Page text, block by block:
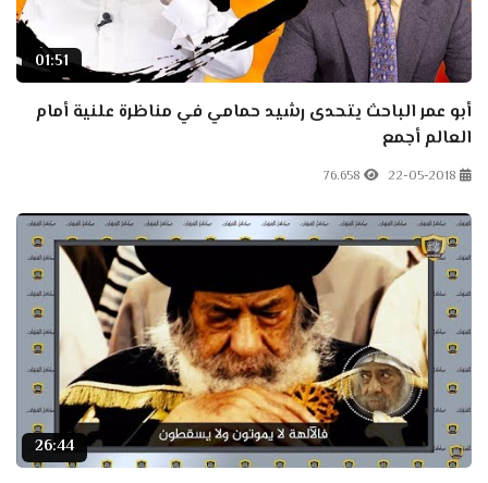
01:51
أبو عمر الباحث يتحدى رشيد حمامي في مناظرة علنية أمام
العالم أجمع
22-05-2018
76.658
26:44